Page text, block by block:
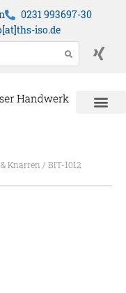
0231 993697-30
iso.de
Knarren / BIT-1012